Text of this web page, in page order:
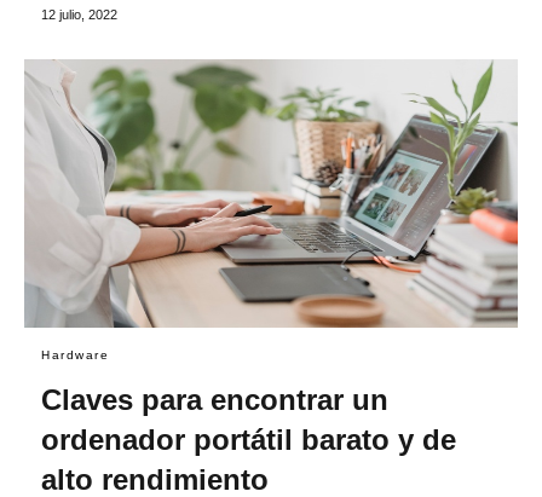
12 julio, 2022
Hardware
Claves para encontrar un
ordenador portátil barato y de
alto rendimiento